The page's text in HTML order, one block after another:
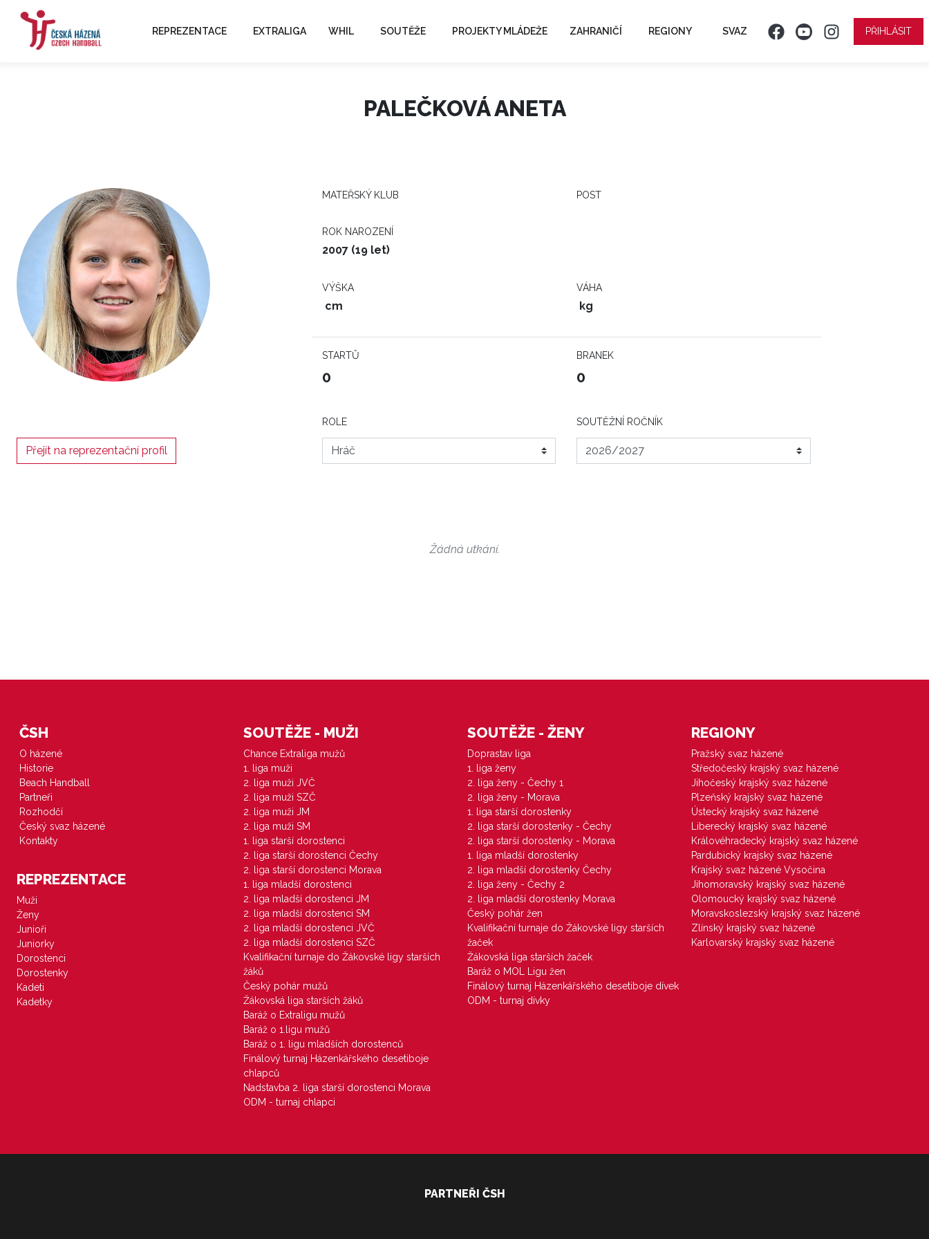
REPREZENTACE EXTRALIGA WHIL SOUTĚŽE PROJEKTY MLÁDEŽE ZAHRANIČÍ REGIONY SVAZ PŘIHLÁSIT
PALEČKOVÁ ANETA
MATEŘSKÝ KLUB POST
ROK NAROZENÍ
2007 (19 let)
VÝŠKA
cm
VÁHA
kg
STARTŮ
0
BRANEK
0
Přejít na reprezentační profil
ROLE SOUTĚŽNÍ ROČNÍK
Žádná utkání.
ČSH
O házené
Historie
Beach Handball
Partneři
Rozhodčí
Český svaz házené
Kontakty
REPREZENTACE
Muži
Ženy
Junioři
Juniorky
Dorostenci
Dorostenky
Kadeti
Kadetky
SOUTĚŽE - MUŽI
Chance Extraliga mužů
1. liga muži
2. liga muži JVČ
2. liga muži SZČ
2. liga muži JM
2. liga muži SM
1. liga starší dorostenci
2. liga starší dorostenci Čechy
2. liga starší dorostenci Morava
1. liga mladší dorostenci
2. liga mladší dorostenci JM
2. liga mladší dorostenci SM
2. liga mladší dorostenci JVČ
2. liga mladší dorostenci SZČ
Kvalifikační turnaje do Žákovské ligy starších
žáků
Český pohár mužů
Žákovská liga starších žáků
Baráž o Extraligu mužů
Baráž o 1.ligu mužů
Baráž o 1. ligu mladších dorostenců
Finálový turnaj Házenkářského desetiboje
chlapců
Nadstavba 2. liga starší dorostenci Morava
ODM - turnaj chlapci
SOUTĚŽE - ŽENY
Doprastav liga
1. liga ženy
2. liga ženy - Čechy 1
2. liga ženy - Morava
1. liga starší dorostenky
2. liga starší dorostenky - Čechy
2. liga starší dorostenky - Morava
1. liga mladší dorostenky
2. liga mladší dorostenky Čechy
2. liga ženy - Čechy 2
2. liga mladší dorostenky Morava
Český pohár žen
Kvalifikační turnaje do Žákovské ligy starších
žaček
Žákovská liga starších žaček
Baráž o MOL Ligu žen
Finálový turnaj Házenkářského desetiboje dívek
ODM - turnaj dívky
REGIONY
Pražský svaz házené
Středočeský krajský svaz házené
Jihočeský krajský svaz házené
Plzeňský krajský svaz házené
Ústecký krajský svaz házené
Liberecký krajský svaz házené
Královéhradecký krajský svaz házené
Pardubický krajský svaz házené
Krajský svaz házené Vysočina
Jihomoravský krajský svaz házené
Olomoucký krajský svaz házené
Moravskoslezský krajský svaz házené
Zlínský krajský svaz házené
Karlovarský krajský svaz házené
PARTNEŘI ČSH